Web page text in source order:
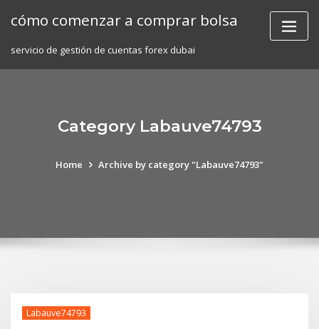
cómo comenzar a comprar bolsa
servicio de gestión de cuentas forex dubai
Category Labauve74793
Home Archive by category "Labauve74793"
Labauve74793